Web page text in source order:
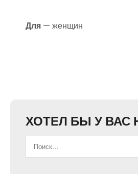
Для — женщин
ХОТЕЛ БЫ У ВАС